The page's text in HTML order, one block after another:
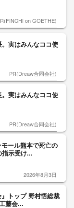
on GOETHE)
実はみんなココ使
PR(Dreaw合同会社)
実はみんなココ使
PR(Dreaw合同会社)
ール熊本で死亡の
示受け...
2026年8月3日
トップ 野村悟総裁
藤会...